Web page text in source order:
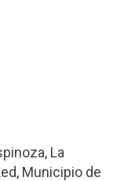
, La
, Municipio de